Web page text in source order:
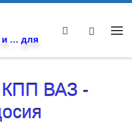
и … для
Search
КПП ВАЗ -